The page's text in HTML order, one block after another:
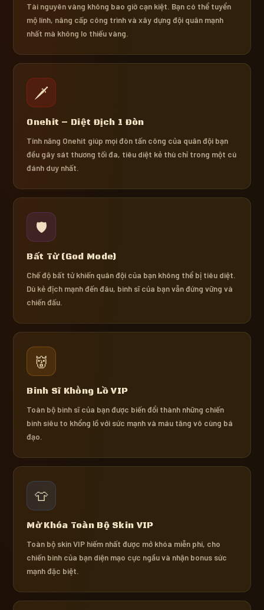
Tài nguyên vàng không bao giờ cạn kiệt. Bạn có thể tuyển
mộ lính, nâng cấp công trình và xây dựng đội quân mạnh
nhất mà không lo thiếu vàng.
🗡️
Onehit – Diệt Địch 1 Đòn
Tính năng Onehit giúp mọi đòn tấn công của quân đội bạn
đều gây sát thương tối đa, tiêu diệt kẻ thù chỉ trong một cú
đánh duy nhất.
🛡️
Bất Tử (God Mode)
Chế độ bất tử khiến quân đội của bạn không thể bị tiêu diệt.
Dù kẻ địch mạnh đến đâu, binh sĩ của bạn vẫn đứng vững và
chiến đấu.
👹
Binh Sĩ Khổng Lồ VIP
Toàn bộ binh sĩ của bạn được biến đổi thành những chiến
binh siêu to khổng lồ với sức mạnh và máu tăng vô cùng bá
đạo.
👕
Mở Khóa Toàn Bộ Skin VIP
Toàn bộ skin VIP hiếm nhất được mở khóa miễn phí, cho
chiến binh của bạn diện mạo cực ngầu và nhận bonus sức
mạnh đặc biệt.